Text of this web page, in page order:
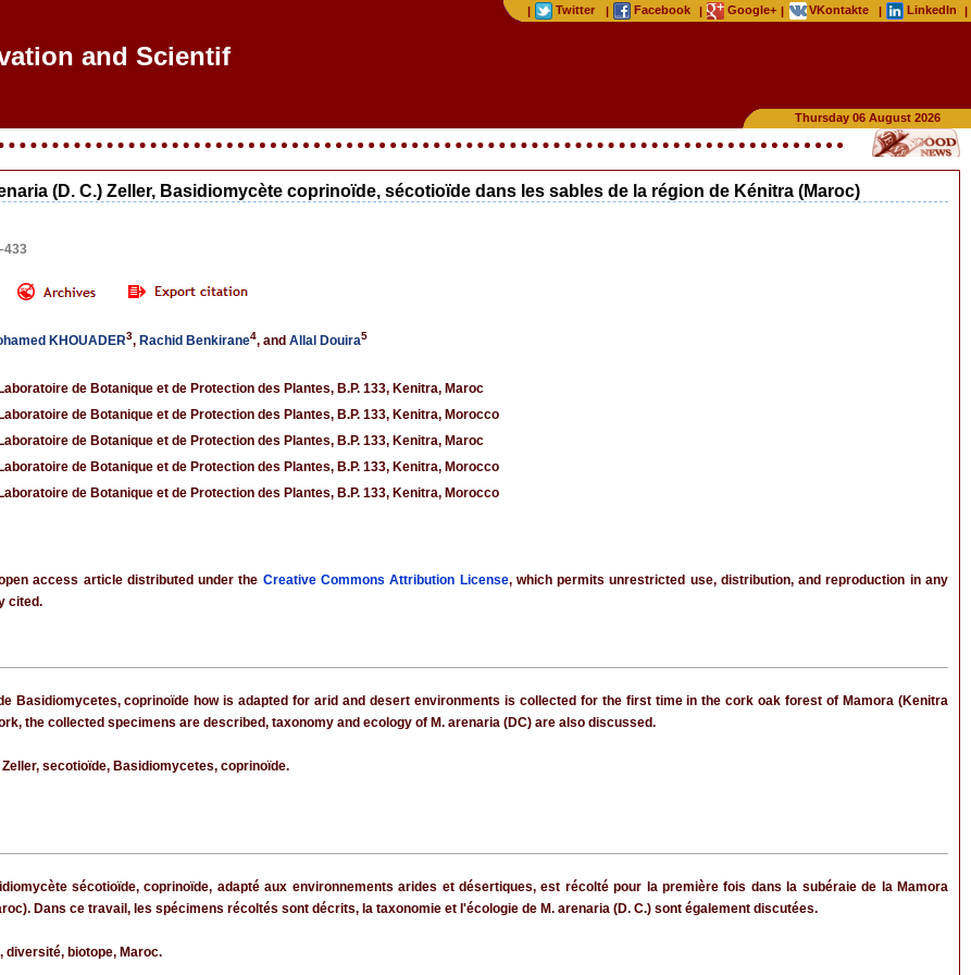
| Twitter | Facebook | Google+ | VKontakte | LinkedIn |
and Scientific
Thursday 06 August 2026
(D. C.) Zeller, Basidiomycète coprinoïde, sécotioïde dans les sables de la région de Kénitra (Maroc)
KHOUADER3, Rachid Benkirane4, and Allal Douira5
de Botanique et de Protection des Plantes, B.P. 133, Kenitra, Maroc
de Botanique et de Protection des Plantes, B.P. 133, Kenitra, Morocco
de Botanique et de Protection des Plantes, B.P. 133, Kenitra, Maroc
de Botanique et de Protection des Plantes, B.P. 133, Kenitra, Morocco
de Botanique et de Protection des Plantes, B.P. 133, Kenitra, Morocco
access article distributed under the Creative Commons Attribution License, which permits unrestricted use, distribution, and reproduction in any
cited.
Basidiomycetes, coprinoïde how is adapted for arid and desert environments is collected for the first time in the cork oak forest of Mamora (Kenitra
the collected specimens are described, taxonomy and ecology of M. arenaria (DC) are also discussed.
secotioïde, Basidiomycetes, coprinoïde.
sécotioïde, coprinoïde, adapté aux environnements arides et désertiques, est récolté pour la première fois dans la subéraie de la Mamora
Dans ce travail, les spécimens récoltés sont décrits, la taxonomie et l'écologie de M. arenaria (D. C.) sont également discutées.
diversité, biotope, Maroc.